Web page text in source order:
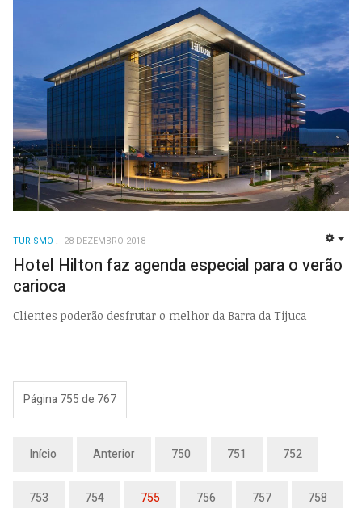
TURISMO 28 DEZEMBRO 2018
Hotel Hilton faz agenda especial para o verão
carioca
Clientes poderão desfrutar o melhor da Barra da Tijuca
Página 755 de 767
Início Anterior 750 751 752
753 754 755 756 757 758